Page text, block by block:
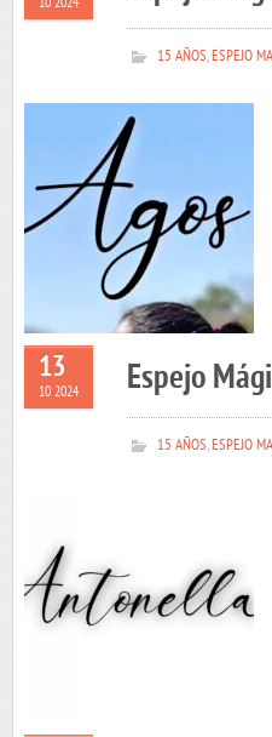
10 2024
15 AÑOS,ESPEJO
13
10 2024 Espejo
15 AÑOS,ESPEJO